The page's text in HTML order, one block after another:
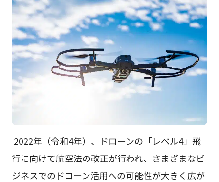
2022年（令和4年）、ドローンの「レベル4」飛
行に向けて航空法の改正が行われ、さまざまなビ
ジネスでのドローン活用への可能性が大きく広が